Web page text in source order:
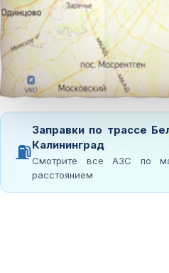
⛽
Заправки по трассе
Калининград
Смотрите все АЗС по
расстоянием